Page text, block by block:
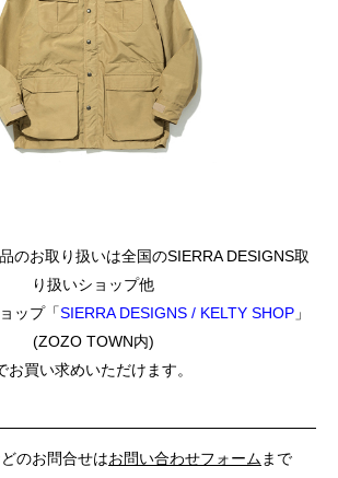
のお取り扱いは全国のSIERRA DESIGNS取
り扱いショップ他
ップ「SIERRA DESIGNS / KELTY SHOP 」
(ZOZO TOWN内)
お買い求めいただけます。
のお問合せはお問い合わせフォーム まで